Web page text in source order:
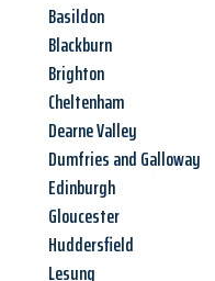
Basildon
Blackburn
Brighton
Cheltenham
Dearne Valley
Dumfries and Galloway
Edinburgh
Gloucester
Huddersfield
Lesung